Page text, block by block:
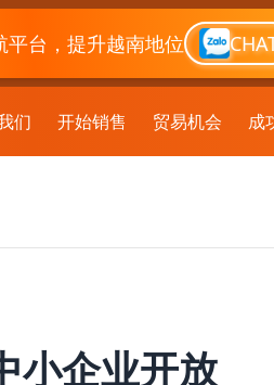
台，提升越南地位
们 开始销售 贸易机会 成
小企业开放